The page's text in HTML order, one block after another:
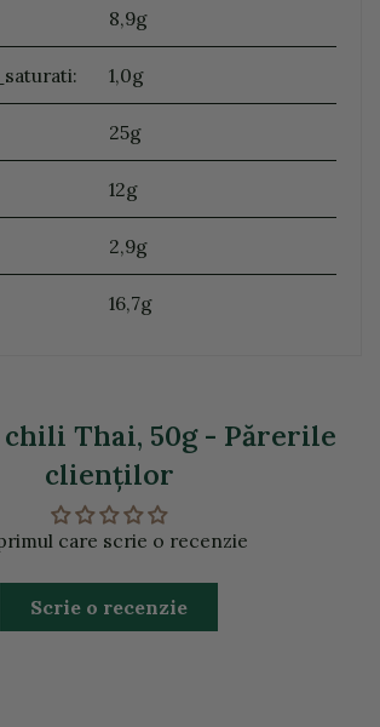
8,9g
1,0g
25g
12g
2,9g
16,7g
chili Thai, 50g - Părerile
clienţilor
care scrie o recenzie
Scrie o recenzie